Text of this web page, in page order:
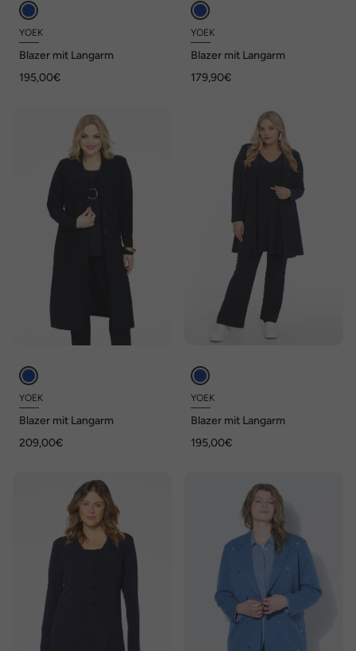
YOEK
Blazer mit Langarm
195,00€
YOEK
Blazer mit Langarm
179,90€
YOEK
Blazer mit Langarm
209,00€
YOEK
Blazer mit Langarm
195,00€